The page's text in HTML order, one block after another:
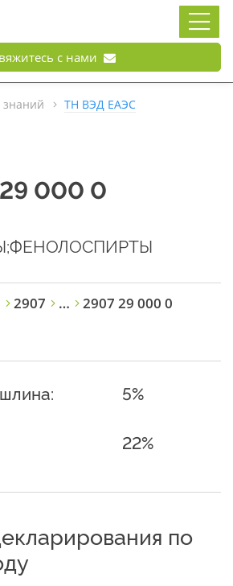
с нами
знаний
ТН ВЭД ЕАЭС
000 0
2907 … 2907 29 000 0
5%
22%
по